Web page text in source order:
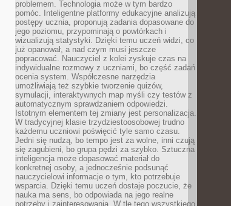
problemem. Technologia może w tym bardzo
pomóc. Inteligentne platformy edukacyjne analizują
postępy ucznia, proponują zadania dopasowane do
jego poziomu, przypominają o powtórkach i
wizualizują statystyki. Dzięki temu uczeń widzi, co
już opanował, a nad czym musi jeszcze
popracować. Nauczyciel z kolei zyskuje czas na
indywidualne rozmowy z uczniami, bo część zadań
ocenia system. Współczesne narzędzia
umożliwiają też szybkie tworzenie quizów,
symulacji, interaktywnych map myśli czy testów z
automatycznym sprawdzaniem odpowiedzi.
Istotnym elementem tej zmiany jest personalizacja.
W tradycyjnej klasie trzydziestoosobowej trudno
każdemu uczniowi poświęcić tyle samo czasu.
Jedni się nudzą, bo tempo jest za wolne, inni czują
się zagubieni, bo grupa pędzi za szybko. Sztuczna
inteligencja może dopasować materiał do
konkretnej osoby, a jednocześnie podsunąć
nauczycielowi informacje o tym, kto potrzebuje
wsparcia. Dzięki temu uczeń dostaje poczucie, że
nauka ma sens, bo odpowiada na jego realne
potrzeby i zainteresowania. W tle tego wszystkiego